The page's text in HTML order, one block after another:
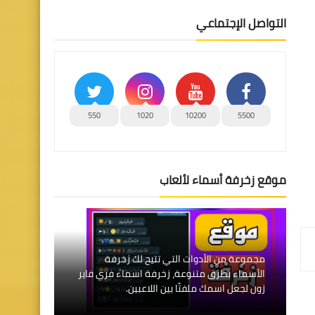
التواصل الإجتماعي
5500
10200
1020
550
موقع زخرفة أسماء لألعاب
مجموعة من الأدوات التي تتيح لك زخرفة
الأسماء بطرق متنوعة، زخرفة اسماء فري فاير
زون لجعل اسمك ملفتًا بين اللاعبين.